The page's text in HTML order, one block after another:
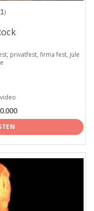
privatfest, firma fest, jule